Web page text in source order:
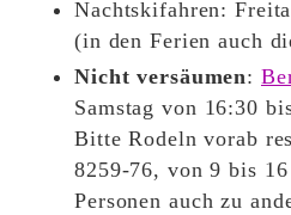
Nachtskifahren:
(in den Ferien auch
Nicht versäumen:
Samstag von 16:30
Bitte Rodeln vorab
8259-76, von 9 bis
Personen auch zu